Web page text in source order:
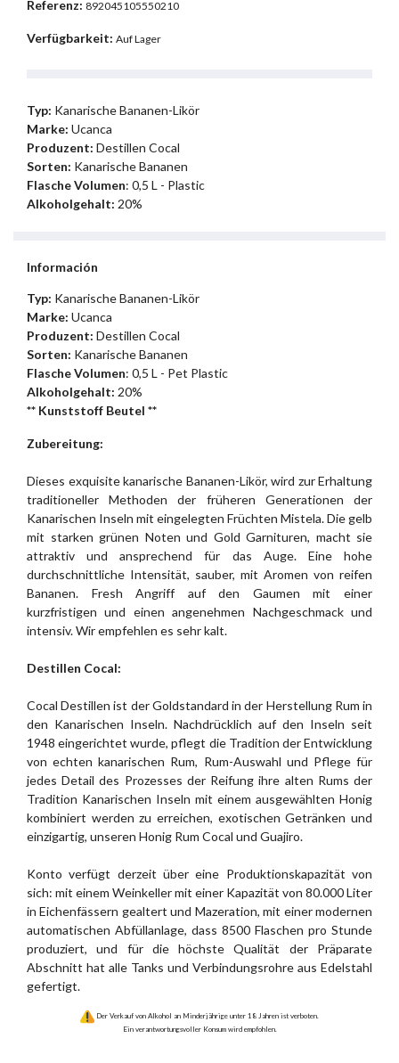
Referenz: 892045105550210
Verfügbarkeit: Auf Lager
Typ: Kanarische Bananen-Likör
Marke: Ucanca
Produzent: Destillen Cocal
Sorten: Kanarische Bananen
Flasche Volumen: 0,5 L - Plastic
Alkoholgehalt: 20%
Información
Typ: Kanarische Bananen-Likör
Marke: Ucanca
Produzent: Destillen Cocal
Sorten: Kanarische Bananen
Flasche Volumen: 0,5 L - Pet Plastic
Alkoholgehalt: 20%
** Kunststoff Beutel **
Zubereitung:
Dieses exquisite kanarische Bananen-Likör, wird zur Erhaltung
traditioneller Methoden der früheren Generationen der
Kanarischen Inseln mit eingelegten Früchten Mistela. Die gelb
mit starken grünen Noten und Gold Garnituren, macht sie
attraktiv und ansprechend für das Auge. Eine hohe
durchschnittliche Intensität, sauber, mit Aromen von reifen
Bananen. Fresh Angriff auf den Gaumen mit einer
kurzfristigen und einen angenehmen Nachgeschmack und
intensiv. Wir empfehlen es sehr kalt.
Destillen Cocal:
Cocal Destillen ist der Goldstandard in der Herstellung Rum in
den Kanarischen Inseln. Nachdrücklich auf den Inseln seit
1948 eingerichtet wurde, pflegt die Tradition der Entwicklung
von echten kanarischen Rum, Rum-Auswahl und Pflege für
jedes Detail des Prozesses der Reifung ihre alten Rums der
Tradition Kanarischen Inseln mit einem ausgewählten Honig
kombiniert werden zu erreichen, exotischen Getränken und
einzigartig, unseren Honig Rum Cocal und Guajiro.
Konto verfügt derzeit über eine Produktionskapazität von
sich: mit einem Weinkeller mit einer Kapazität von 80.000 Liter
in Eichenfässern gealtert und Mazeration, mit einer modernen
automatischen Abfüllanlage, dass 8500 Flaschen pro Stunde
produziert, und für die höchste Qualität der Präparate
Abschnitt hat alle Tanks und Verbindungsrohre aus Edelstahl
gefertigt.
Der Verkauf von Alkohol an Minderjährige unter 18 Jahren ist verboten.
Ein verantwortungsvoller Konsum wird empfohlen.